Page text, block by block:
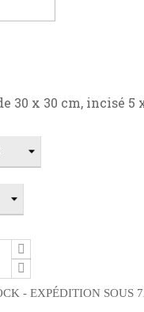
30 x 30 cm, incisé 5
- EXPÉDITION SOUS